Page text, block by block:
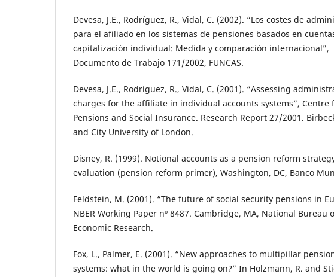
Devesa, J.E., Rodríguez, R., Vidal, C. (2002). “Los costes de
para el afiliado en los sistemas de pensiones basados en
capitalización individual: Medida y comparación internacional”,
Documento de Trabajo 171/2002, FUNCAS.
Devesa, J.E., Rodríguez, R., Vidal, C. (2001). “Assessing
charges for the affiliate in individual accounts systems”, Centre
Pensions and Social Insurance. Research Report 27/2001.
and City University of London.
Disney, R. (1999). Notional accounts as a pension reform
evaluation (pension reform primer), Washington, DC, Banco
Feldstein, M. (2001). “The future of social security pensions in
NBER Working Paper nº 8487. Cambridge, MA, National Bureau
Economic Research.
Fox, L., Palmer, E. (2001). “New approaches to multipillar
systems: what in the world is going on?” In Holzmann, R. and